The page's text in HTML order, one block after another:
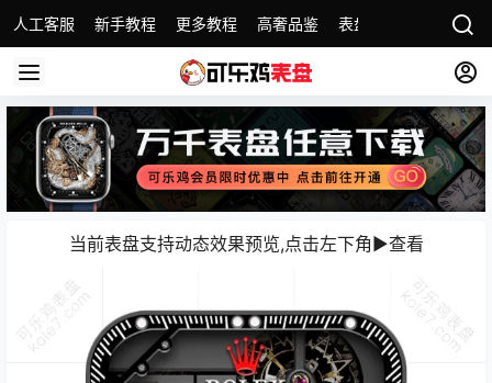
人工客服 新手教程 更多教程 高奢品鉴 表盘精选 名表故事
当前表盘支持动态效果预览,点击左下角▶️查看️